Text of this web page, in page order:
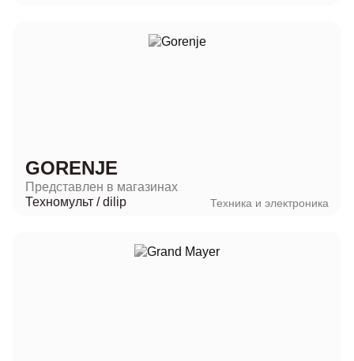
GORENJE
Представлен в магазинах
Техномульт /dilip Техника и электроника